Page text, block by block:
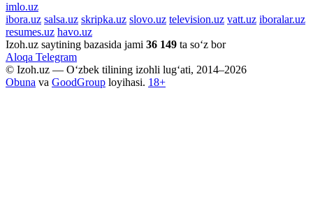
imlo.uz
ibora.uz salsa.uz skripka.uz slovo.uz television.uz vatt.uz iboralar.uz
resumes.uz havo.uz
Izoh.uz saytining bazasida jami 36 149 ta so‘z bor
Aloqa Telegram
© Izoh.uz — O‘zbek tilining izohli lug‘ati, 2014–2026
Obuna va GoodGroup loyihasi. 18+